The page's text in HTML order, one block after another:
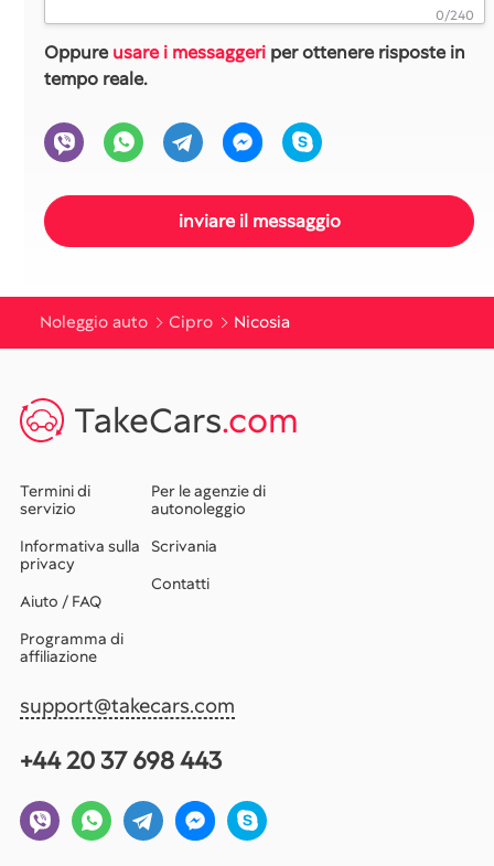
Oppureusare i messaggeri per ottenere risposte in
tempo reale.
0/240
Noleggio auto Cipro Nicosia
TakeCars.com
Termini di
servizio
Informativa sulla
privacy
Aiuto / FAQ
Programma di
affiliazione
Per le agenzie di
autonoleggio
Scrivania
Contatti
support@takecars.com
+44 20 37 698 443